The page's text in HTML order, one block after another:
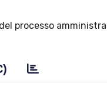
processo